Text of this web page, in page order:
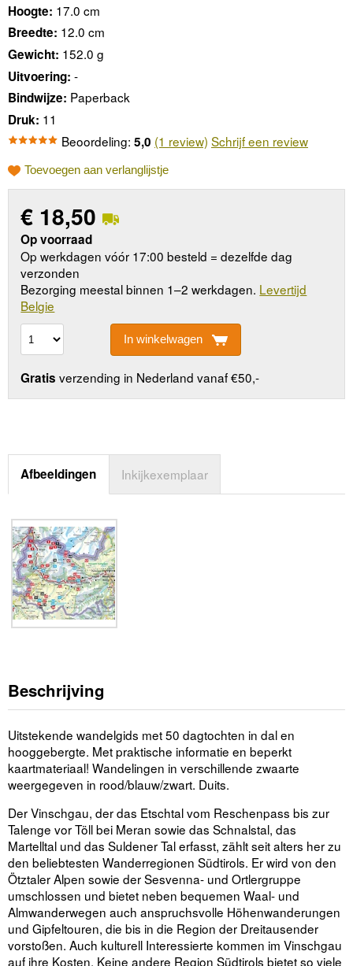
Hoogte: 17.0 cm
Breedte: 12.0 cm
Gewicht: 152.0 g
Uitvoering: -
Bindwijze: Paperback
Druk: 11
Beoordeling: 5,0 (1 review) Schrijf een review
Toevoegen aan verlanglijstje
€ 18,50
Op voorraad
Op werkdagen vóór 17:00 besteld = dezelfde dag
verzonden
Bezorging meestal binnen 1–2 werkdagen. Levertijd
Belgie
In winkelwagen
Gratis verzending in Nederland vanaf €50,-
Afbeeldingen Inkijkexemplaar
Beschrijving
Uitstekende wandelgids met 50 dagtochten in dal en
hooggebergte. Met praktische informatie en beperkt
kaartmateriaal! Wandelingen in verschillende zwaarte
weergegeven in rood/blauw/zwart. Duits.
Der Vinschgau, der das Etschtal vom Reschenpass bis zur
Talenge vor Töll bei Meran sowie das Schnalstal, das
Martelltal und das Suldener Tal erfasst, zählt seit alters her zu
den beliebtesten Wanderregionen Südtirols. Er wird von den
Ötztaler Alpen sowie der Sesvenna- und Ortlergruppe
umschlossen und bietet neben bequemen Waal- und
Almwanderwegen auch anspruchsvolle Höhenwanderungen
und Gipfeltouren, die bis in die Region der Dreitausender
vorstoßen. Auch kulturell Interessierte kommen im Vinschgau
auf ihre Kosten. Keine andere Region Südtirols bietet so viele